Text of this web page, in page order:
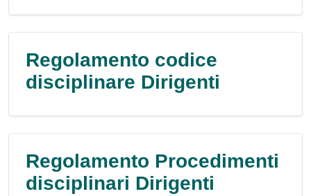
Regolamento codice
disciplinare Dirigenti
Regolamento Procedimenti
disciplinari Dirigenti